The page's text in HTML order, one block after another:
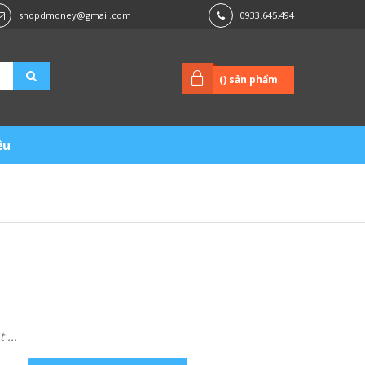
shopdmoney@gmail.com 0933.645.494
() sản phẩm
...